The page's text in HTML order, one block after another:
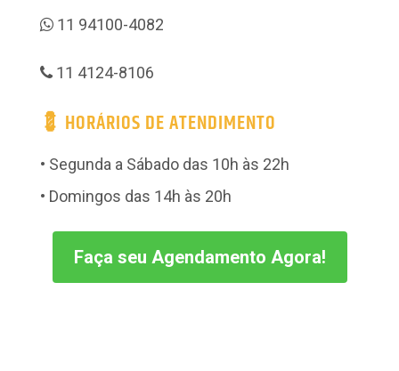
11 94100-4082
11 4124-8106
💈 HORÁRIOS DE ATENDIMENTO
• Segunda a Sábado das 10h às 22h
• Domingos das 14h às 20h
Faça seu Agendamento Agora!